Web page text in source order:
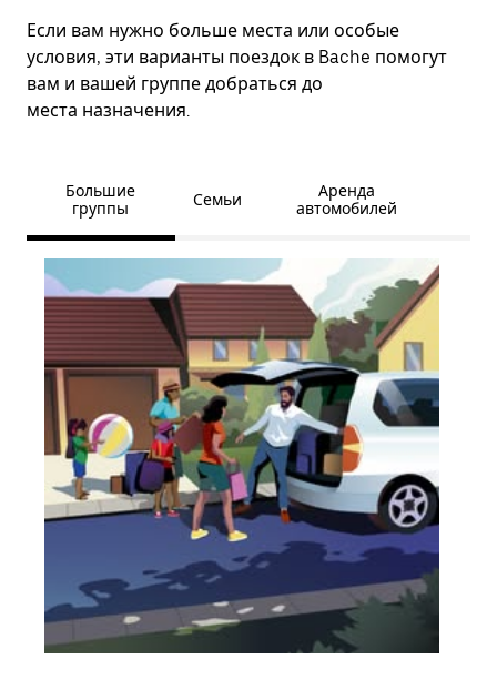
Если вам нужно больше места или особые
условия, эти варианты поездок в Bache помогут
вам и вашей группе добраться до
места назначения.
Большие
группы
Семьи
Аренда
автомобилей